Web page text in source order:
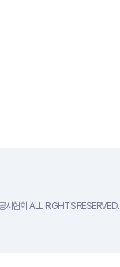
협회 ALL RIGHTS RESERVED.